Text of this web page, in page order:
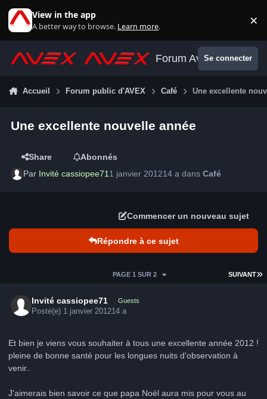
View in the app
A better way to browse. Learn more. ×
Forum AvexSe connecter
Accueil Forum public d'AVEX Café Une excellente
Une excellente nouvelle année
Share
Abonnés
Par Invité cassiopee71 1 janvier 201214 a dansCafé
Commencer un nouveau sujet
Répondre à ce sujet
SUIVANT
PAGE 1 SUR 2
Invité cassiopee71 Guests
Posté(e) 1 janvier 201214 a
Et bien je viens vous souhaiter à tous une excellente année 2012 !
pleine de bonne santé pour les longues nuits d'observation à
venir..
J'aimerais bien savoir ce que papa Noël aura mis pour vous au